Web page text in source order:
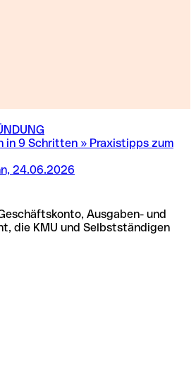
in 9 Schritten » Praxistipps zum
24.06.2026
Ausgaben- und
die KMU und Selbstständigen